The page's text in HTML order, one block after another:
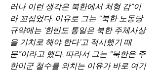
러나 이런 생각은 북한에서 처형 감”이
라 꼬집었다. 이유로 그는 “북한 노동당
규약에는 ‘한반도 통일은 북한 주체사상
을 기치로 해야 한다’고 적시했기 때
문”이라고 했다. 따라서 그는 “북한은 주
한미군 철수를 외치는 이유가 바로 여기